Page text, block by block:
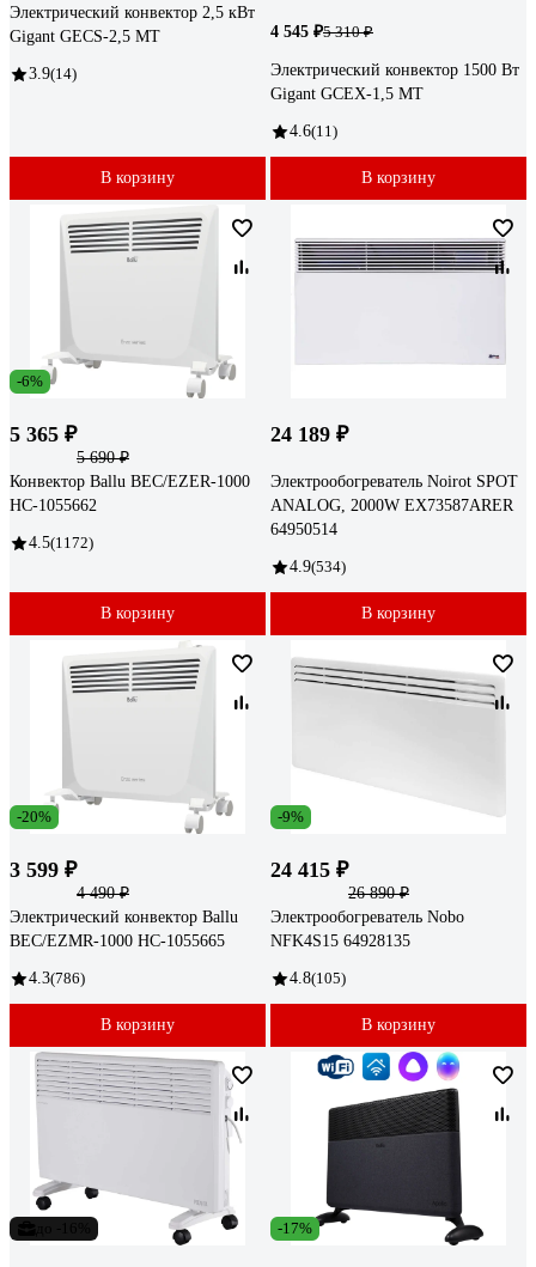
Электрический конвектор 2,5 кВт
Gigant GECS-2,5 MT
3.9(14)
В корзину
4 545 ₽5 310 ₽
Электрический конвектор 1500 Вт
Gigant GCEX-1,5 MT
4.6(11)
В корзину
-6%
5 365 ₽
5 690 ₽
Конвектор Ballu BEC/EZER-1000
НС-1055662
4.5(1172)
В корзину
24 189 ₽
Электрообогреватель Noirot SPOT
ANALOG, 2000W EX73587ARER
64950514
4.9(534)
В корзину
-20%
3 599 ₽
4 490 ₽
Электрический конвектор Ballu
BEC/EZMR-1000 НС-1055665
4.3(786)
В корзину
-9%
24 415 ₽
26 890 ₽
Электрообогреватель Nobo
NFK4S15 64928135
4.8(105)
В корзину
-17%